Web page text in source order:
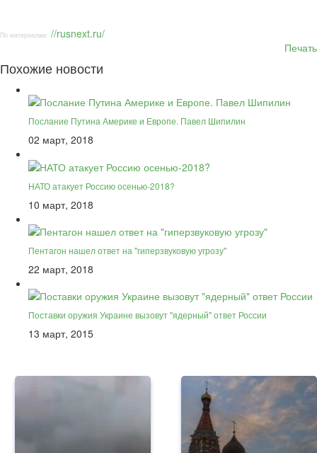
По материалам: //rusnext.ru/
Печать
Похожие новости
Послание Путина Америке и Европе. Павел Шипилин
02 март, 2018
НАТО атакует Россию осенью-2018?
10 март, 2018
Пентагон нашел ответ на "гиперзвуковую угрозу"
22 март, 2018
Поставки оружия Украине вызовут "ядерный" ответ России
13 март, 2015